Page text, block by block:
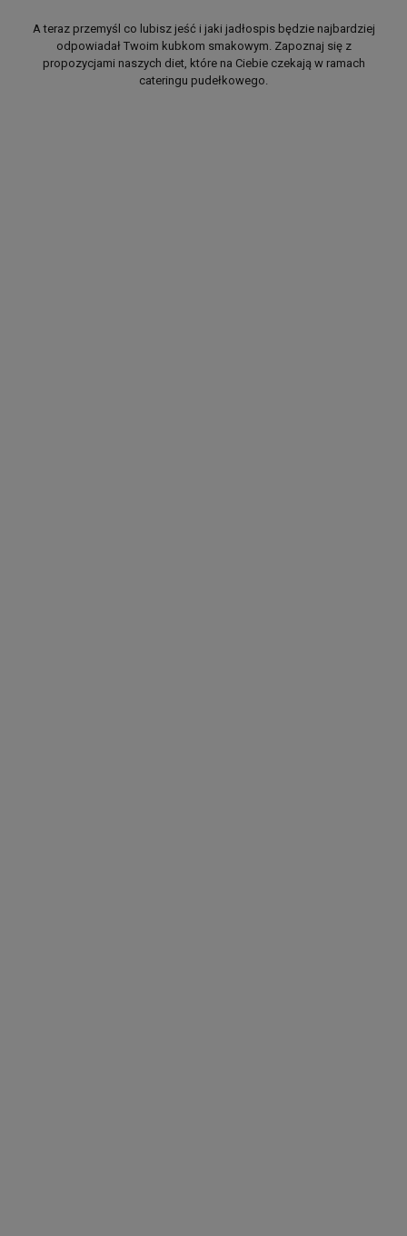
A teraz przemyśl co lubisz jeść i jaki jadłospis będzie najbardziej
odpowiadał Twoim kubkom smakowym. Zapoznaj się z
propozycjami naszych diet, które na Ciebie czekają w ramach
cateringu pudełkowego.